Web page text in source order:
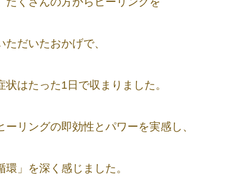
ただいたおかげで、
状はたった1日で収まりました。
ーリングの即効性とパワーを実感し、
環」を深く感じました。